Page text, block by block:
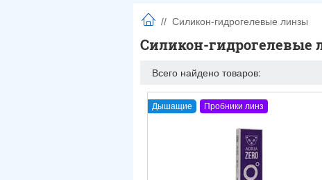
// Силикон-гидрогелевые линзы
Силикон-гидрогелевые
Всего найдено товаров:
Дышащие Пробники линз